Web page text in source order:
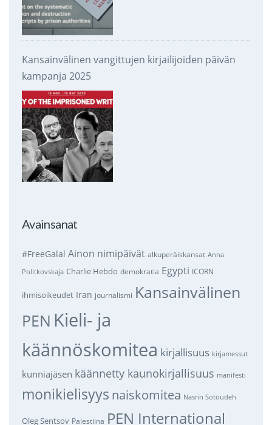
Kansainvälinen vangittujen kirjailijoiden päivän
kampanja 2025
Avainsanat
#FreeGalal Ainon nimipäivät alkuperäiskansat Anna
Politkovskaja Charlie Hebdo demokratia Egypti ICORN
ihmisoikeudet Iran journalismi Kansainvälinen
PEN Kieli- ja
käännöskomitea kirjallisuus kirjamessut
kunniajäsen käännetty kaunokirjallisuus manifesti
monikielisyys naiskomitea Nasrin Sotoudeh
Oleg Sentsov Palestiina PEN International